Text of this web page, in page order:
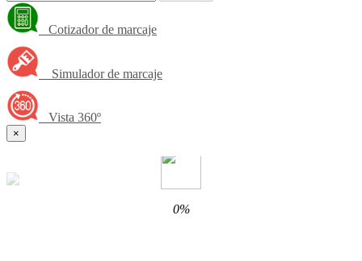
Cotizador de marcaje
Simulador de marcaje
Vista 360º
×